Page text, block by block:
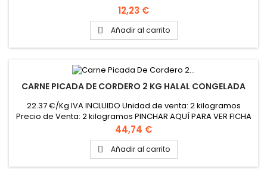
Precio
12,23 €
 Añadir al carrito
CARNE PICADA DE CORDERO 2 KG HALAL CONGELADA
22.37 €/Kg IVA INCLUIDO Unidad de venta: 2 kilogramos
Precio de Venta: 2 kilogramos PINCHAR AQUÍ PARA VER FICHA
TÉCNICA
Precio
44,74 €
 Añadir al carrito